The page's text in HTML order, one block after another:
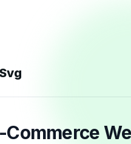
Svg
Commerce